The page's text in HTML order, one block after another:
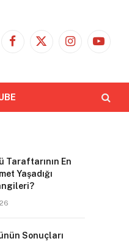
Facebook
X
Instagram
Taraftarının En
Yaşadığı
Sonuçları